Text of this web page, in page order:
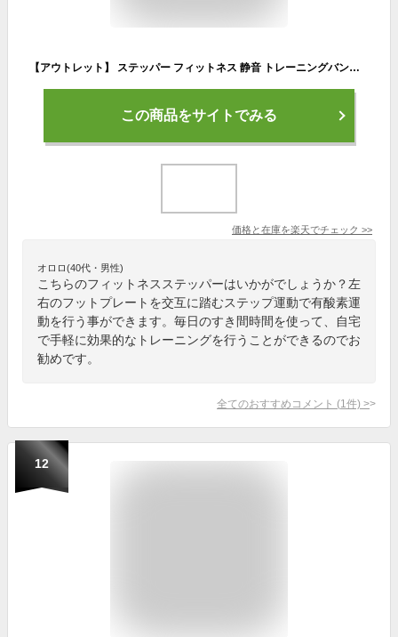
【アウトレット】 ステッパー フィットネス 静音 トレーニングバンド付属 有酸素運動 計測メーター 室内運動 足踏み エクササイズ 昇降運動 下半身 運動 筋トレ 家トレ ながら運動 エクササイズ器具 SunRuck サンルック SR-FT028
この商品をサイトでみる
価格と在庫を楽天でチェック >>
オロロ(40代・男性)
こちらのフィットネスステッパーはいかがでしょうか？左
右のフットプレートを交互に踏むステップ運動で有酸素運
動を行う事ができます。毎日のすき間時間を使って、自宅
で手軽に効果的なトレーニングを行うことができるのでお
勧めです。
全てのおすすめコメント (1 件) >
12